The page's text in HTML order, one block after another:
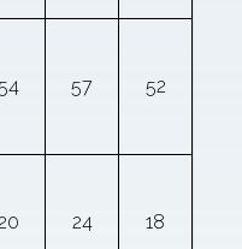
57 52
24 18